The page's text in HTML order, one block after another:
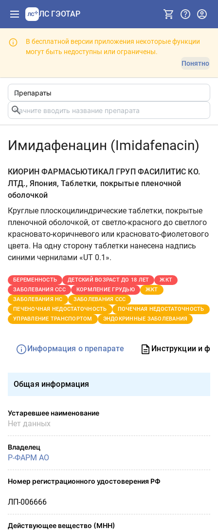
ЛС ГЭОТАР
В бесплатной версии приложения некоторые функции
могут быть недоступны или ограничены.
Понятно
Имидафенацин (Imidafenacin)
КИОРИН ФАРМАСЬЮТИКАЛ ГРУП ФАСИЛИТИС КО.
ЛТД., Япония, Таблетки, покрытые пленочной
оболочкой
Круглые плоскоцилиндрические таблетки, покрытые
пленочной оболочкой, от светло-красного до светлого
красновато-коричневого или красновато-фиолетового
цвета. На одну сторону таблетки нанесена надпись
синими чернилами «UT 0.1».
БЕРЕМЕННОСТЬ ДЕТСКИЙ ВОЗРАСТ ДО 18 ЛЕТ
ЖКТ
ЗАБОЛЕВАНИЯ ССС
КОРМЛЕНИЕ ГРУДЬЮ
ЖКТ
ЗАБОЛЕВАНИЯ НС
ЗАБОЛЕВАНИЯ ССС
ПЕЧЕНОЧНАЯ НЕДОСТАТОЧНОСТЬ
ПОЧЕЧНАЯ НЕДОСТАТОЧНОСТЬ
УПРАВЛЕНИЕ ТРАНСПОРТОМ
ЭНДОКРИННЫЕ ЗАБОЛЕВАНИЯ
Информация о препарате Инструкции и
Общая информация
Устаревшее наименование
Нет данных
Владелец
Р-ФАРМ АО
Номер регистрационного удостоверения РФ
ЛП-006666
Действующее вещество (МНН)